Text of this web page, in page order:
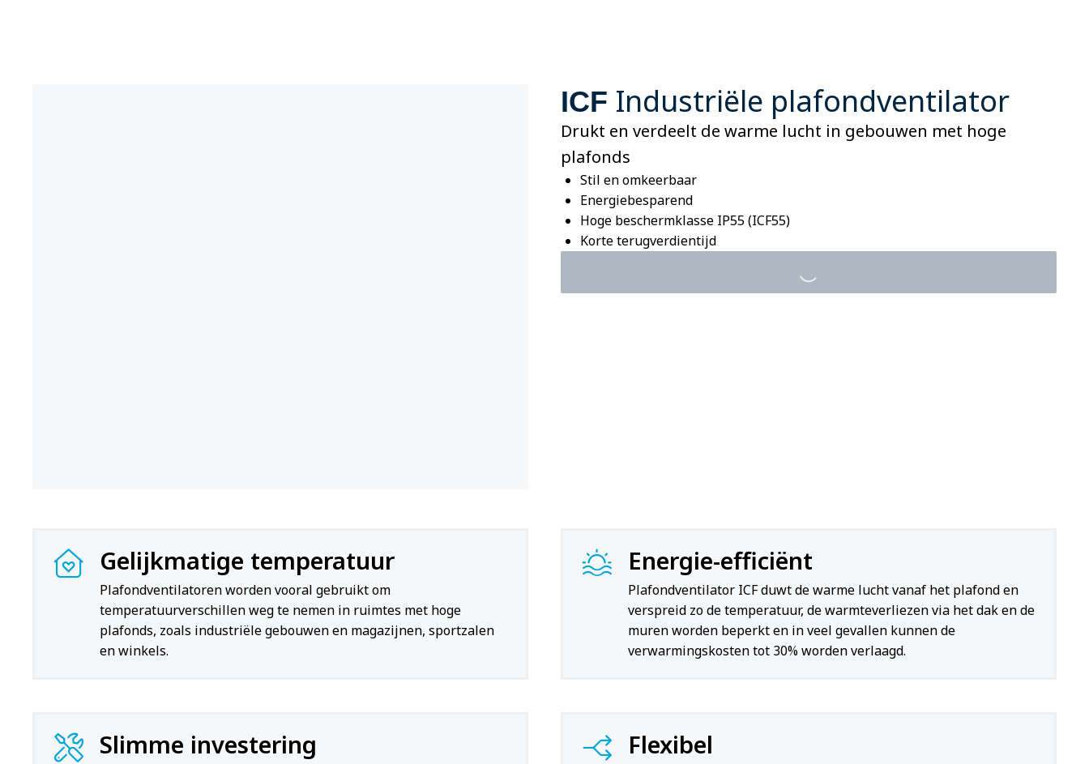
ICF Industriële plafondventilator
Drukt en verdeelt de warme lucht in gebouwen met hoge
plafonds
Stil en omkeerbaar
Energiebesparend
Hoge beschermklasse IP55 (ICF55)
Korte terugverdientijd
Gelijkmatige temperatuur
Plafondventilatoren worden vooral gebruikt om
temperatuurverschillen weg te nemen in ruimtes met hoge
plafonds, zoals industriële gebouwen en magazijnen, sportzalen
en winkels.
Energie-efficiënt
Plafondventilator ICF duwt de warme lucht vanaf het plafond en
verspreid zo de temperatuur, de warmteverliezen via het dak en de
muren worden beperkt en in veel gevallen kunnen de
verwarmingskosten tot 30% worden verlaagd.
Slimme investering Flexibel